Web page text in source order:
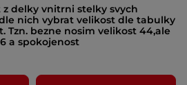
delky vnitrni stelky svych
nich vybrat velikost dle tabulky
Tzn. bezne nosim velikost 44,ale
a spokojenost